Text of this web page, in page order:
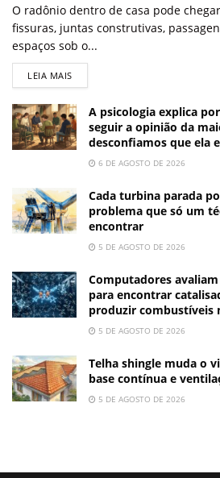
O radônio dentro de casa pode
fissuras, juntas construtivas,
espaços sob o...
LEIA MAIS
A psicologia explica
seguir a opinião da
desconfiamos que ela
6 DE AGOSTO DE 2026
Cada turbina parada
problema que só um
encontrar
5 DE AGOSTO DE 2026
Computadores
para encontrar
produzir combustíveis
5 DE AGOSTO DE 2026
Telha shingle muda o
base contínua e
5 DE AGOSTO DE 2026